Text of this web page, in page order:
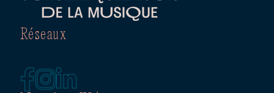
Réseaux